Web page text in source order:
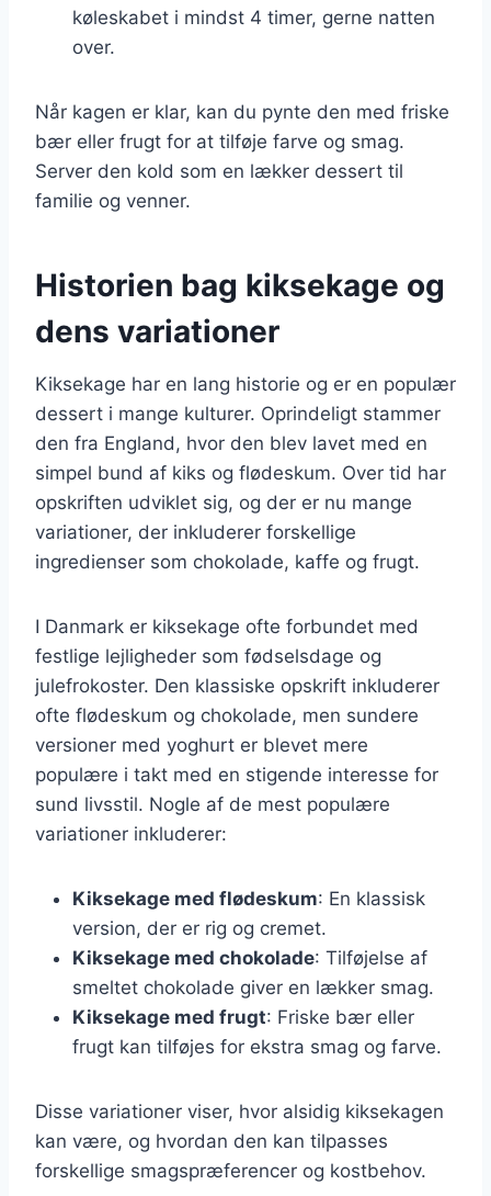
køleskabet i mindst 4 timer, gerne natten
over.
Når kagen er klar, kan du pynte den med friske
bær eller frugt for at tilføje farve og smag.
Server den kold som en lækker dessert til
familie og venner.
Historien bag kiksekage og
dens variationer
Kiksekage har en lang historie og er en populær
dessert i mange kulturer. Oprindeligt stammer
den fra England, hvor den blev lavet med en
simpel bund af kiks og flødeskum. Over tid har
opskriften udviklet sig, og der er nu mange
variationer, der inkluderer forskellige
ingredienser som chokolade, kaffe og frugt.
I Danmark er kiksekage ofte forbundet med
festlige lejligheder som fødselsdage og
julefrokoster. Den klassiske opskrift inkluderer
ofte flødeskum og chokolade, men sundere
versioner med yoghurt er blevet mere
populære i takt med en stigende interesse for
sund livsstil. Nogle af de mest populære
variationer inkluderer:
Kiksekage med flødeskum: En klassisk
version, der er rig og cremet.
Kiksekage med chokolade: Tilføjelse af
smeltet chokolade giver en lækker smag.
Kiksekage med frugt: Friske bær eller
frugt kan tilføjes for ekstra smag og farve.
Disse variationer viser, hvor alsidig kiksekagen
kan være, og hvordan den kan tilpasses
forskellige smagspræferencer og kostbehov.